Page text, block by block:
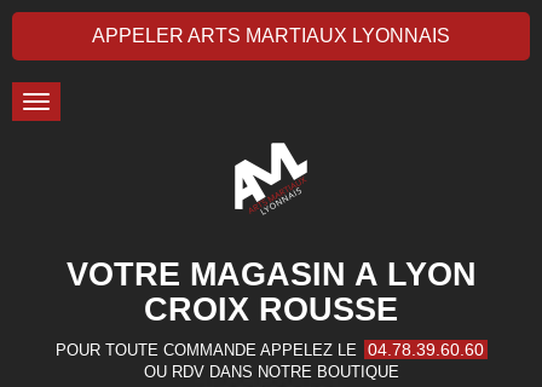
APPELER ARTS MARTIAUX LYONNAIS
Toggle
navigation
VOTRE MAGASIN A LYON
CROIX ROUSSE
POUR TOUTE COMMANDE APPELEZ LE 04.78.39.60.60
OU RDV DANS NOTRE BOUTIQUE